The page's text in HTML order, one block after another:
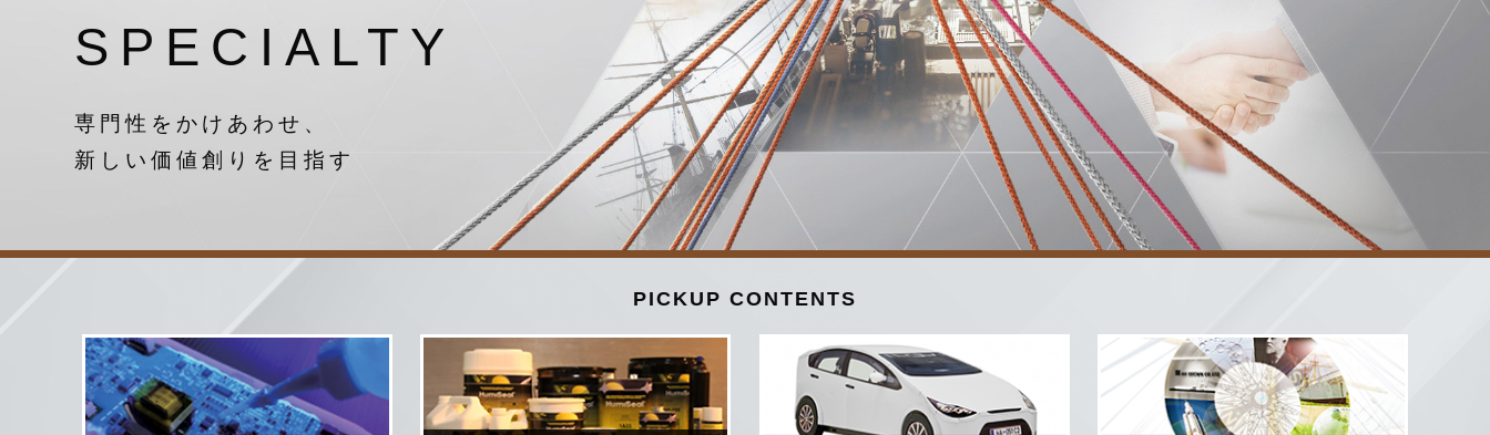
SPECIALTY
専門性をかけあわせ、
新しい価値創りを目指す
PICKUP CONTENTS